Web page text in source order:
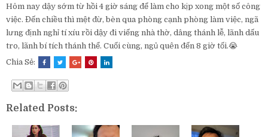
Hôm nay dậy sớm từ hồi 4 giờ sáng để làm cho kịp xong một số công
việc. Đến chiều thì mệt đừ, bèn qua phòng cạnh phòng làm việc, ngã
lưng định nghỉ tí xíu rồi dậy đi viếng nhà thờ, dâng thánh lễ, lãnh dấu
tro, lãnh bí tích thánh thể. Cuối cùng, ngủ quên đến 8 giờ tối.😭
Chia Sẻ:
Related Posts: